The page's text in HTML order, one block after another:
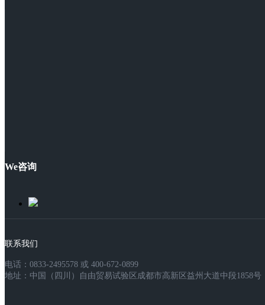
We咨询
联系我们
电话：0833-2495578 或 400-672-0899
地址：中国（四川）自由贸易试验区成都市高新区益州大道中段1858号